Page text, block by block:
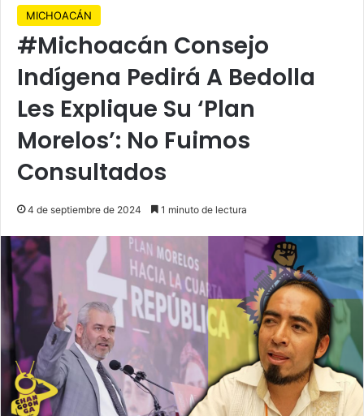
MICHOACÁN
#Michoacán Consejo
Indígena Pedirá A Bedolla
Les Explique Su ‘Plan
Morelos’: No Fuimos
Consultados
4 de septiembre de 2024 1 minuto de lectura